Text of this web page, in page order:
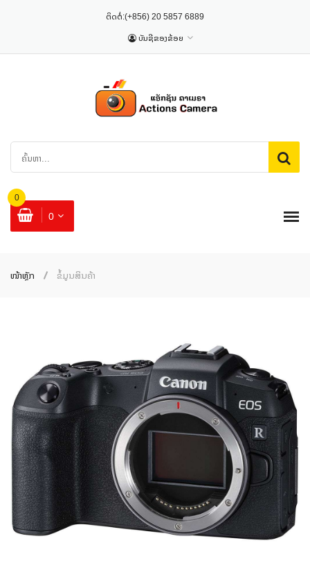
ຕິດຕໍ່:(+856) 20 5857 6889
ບັນຊີຂອງຂ້ອຍ
0
0
ໜ້າຫຼັກ ຂໍ້ມູນສິນຄ້າ